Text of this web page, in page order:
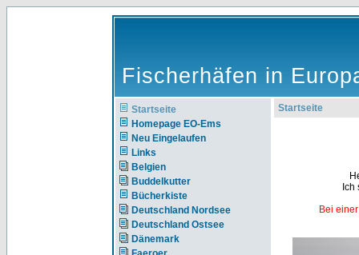
Fischerhäfen in
Startseite
Homepage EO-Ems
Neu Eingelaufen
Links
Belgien
Buddelkutter
Bücherkiste
Deutschland Nordsee
Deutschland Ostsee
Dänemark
Startseite
Bei